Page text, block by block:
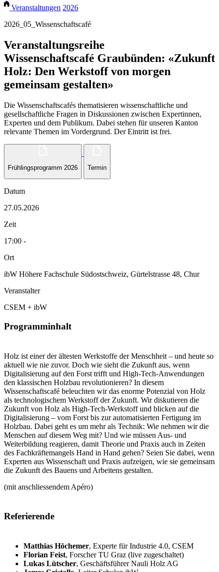
Veranstaltungen 2026
2026_05_Wissenschaftscafé
Veranstaltungsreihe
Wissenschaftscafé Graubünden: «Zukunft
Holz: Den Werkstoff von morgen
gemeinsam gestalten»
Die Wissenschaftscafés thematisieren wissenschaftliche und
gesellschaftliche Fragen in Diskussionen zwischen Expertinnen,
Experten und dem Publikum. Dabei stehen für unseren Kanton
relevante Themen im Vordergrund. Der Eintritt ist frei.
Frühlingsprogramm 2026 Termin
Datum
27.05.2026
Zeit
17:00 -
Ort
ibW Höhere Fachschule Südostschweiz, Gürtelstrasse 48, Chur
Veranstalter
CSEM + ibW
Programminhalt
Holz ist einer der ältesten Werkstoffe der Menschheit – und heute so
aktuell wie nie zuvor. Doch wie sieht die Zukunft aus, wenn
Digitalisierung auf den Forst trifft und High-Tech-Anwendungen
den klassischen Holzbau revolutionieren? In diesem
Wissenschaftscafé beleuchten wir das enorme Potenzial von Holz
als technologischem Werkstoff der Zukunft. Wir diskutieren die
Zukunft von Holz als High-Tech-Werkstoff und blicken auf die
Digitalisierung – vom Forst bis zur automatisierten Fertigung im
Holzbau. Dabei geht es um mehr als Technik: Wie nehmen wir die
Menschen auf diesem Weg mit? Und wie müssen Aus- und
Weiterbildung reagieren, damit Theorie und Praxis auch in Zeiten
des Fachkräftemangels Hand in Hand gehen? Seien Sie dabei, wenn
Experten aus Wissenschaft und Praxis aufzeigen, wie sie gemeinsam
die Zukunft des Bauens und Arbeitens gestalten.
(mit anschliessendem Apéro)
Referierende
Matthias Höchemer, Experte für Industrie 4.0, CSEM
Florian Feist, Forscher TU Graz (live zugeschaltet)
Lukas Lütscher, Geschäftsführer Nauli Holz AG